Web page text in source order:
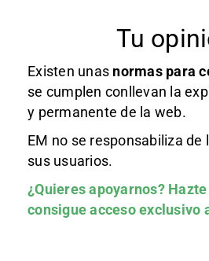
Tu
Existen unas normas para
se cumplen conllevan la
y permanente de la web.
EM no se responsabiliza de
sus usuarios.
¿Quieres apoyarnos?
consigue acceso exclusivo